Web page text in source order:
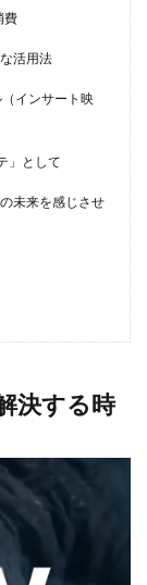
費
活用法
インサート映
」として
未来を感じさせ
決する時